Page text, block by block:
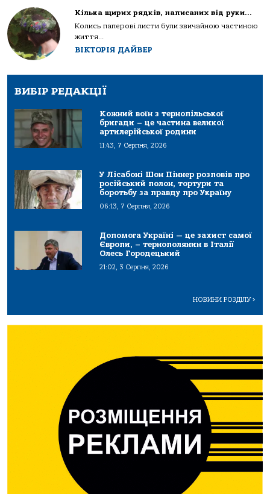
Кілька щирих рядків, написаних від руки…
Колись паперові листи були звичайною частиною
життя...
ВІКТОРІЯ ДАЙВЕР
ВИБІР РЕДАКЦІЇ
Кожний воїн з тернопільської
бригади – це частина великої
артилерійської родини
11:43, 7 Серпня, 2026
У Лісабоні Шон Піннер розповів про
російський полон, тортури та
боротьбу за правду про Україну
06:13, 7 Серпня, 2026
Допомога Україні — це захист самої
Європи, – тернополянин в Італії
Олесь Городецький
21:02, 3 Серпня, 2026
НОВИНИ РОЗДІЛУ>